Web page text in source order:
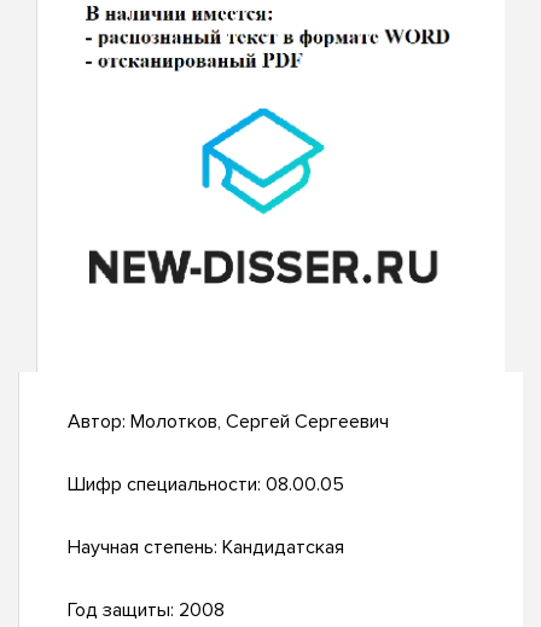
Автор: Молотков, Сергей Сергеевич
Шифр специальности: 08.00.05
Научная степень: Кандидатская
Год защиты: 2008